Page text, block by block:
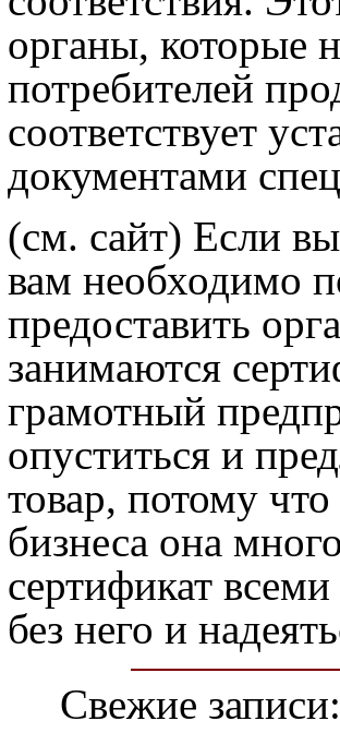
органы, которые
потребителей
соответствует
документами
(см. сайт) Если
вам необходимо
предоставить
занимаются
грамотный
опуститься и
товар, потому
бизнеса она
сертификат
без него и
Свежие записи: